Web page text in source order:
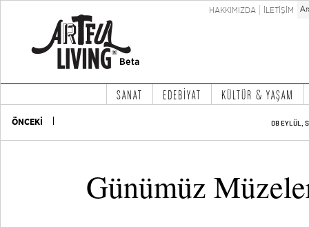
HAKKIMIZDA İLETİŞİM
SANAT EDEBİYAT KÜLTÜR & YAŞAM
ÖNCEKİ 08 EYLÜL,
Günümüz